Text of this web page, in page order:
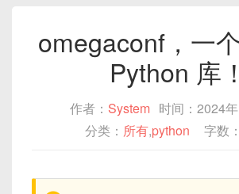
omegaconf，一
Python 库！
作者： System 时间：2024
分类： 所有,python 字数